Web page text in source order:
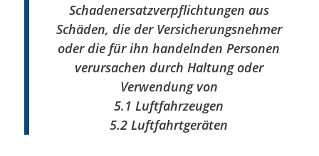
Schadenersatzverpflichtungen aus
Schäden, die der Versicherungsnehmer
oder die für ihn handelnden Personen
verursachen durch Haltung oder
Verwendung von
5.1 Luftfahrzeugen
5.2 Luftfahrtgeräten